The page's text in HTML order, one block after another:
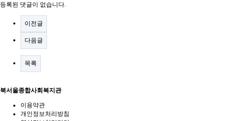
등록된 댓글이 없습니다.
이전글
다음글
목록
북서울종합사회복지관
이용약관
개인정보처리방침